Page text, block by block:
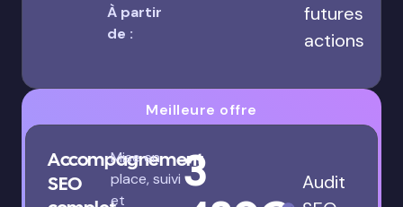
À partir
de :
futures
actions
Meilleure offre
Accompagnement
SEO
Mise en
place, suivi
et
3
Audit